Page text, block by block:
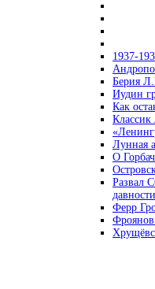
1937-
Берия
Иудин
Как
Лунная
О
Развал
давности
Ферр